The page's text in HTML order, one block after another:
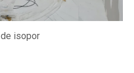
isopor